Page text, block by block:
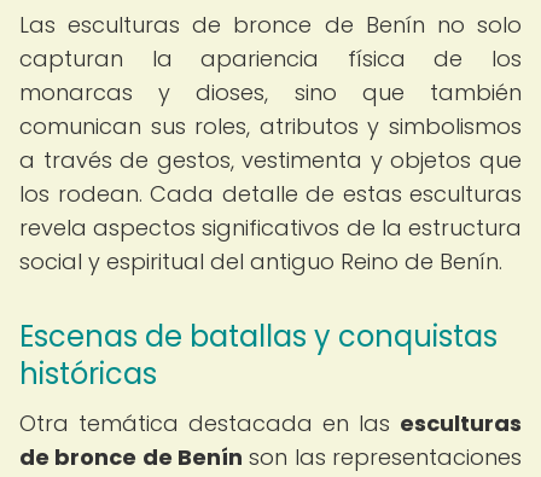
Las esculturas de bronce de Benín no solo
capturan la apariencia física de los
monarcas y dioses, sino que también
comunican sus roles, atributos y simbolismos
a través de gestos, vestimenta y objetos que
los rodean. Cada detalle de estas esculturas
revela aspectos significativos de la estructura
social y espiritual del antiguo Reino de Benín.
Escenas de batallas y conquistas
históricas
Otra temática destacada en las esculturas
de bronce de Benín son las representaciones